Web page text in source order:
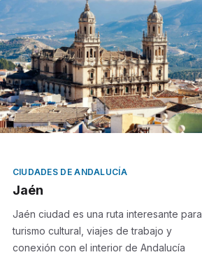
CIUDADES DE ANDALUCÍA
Jaén
Jaén ciudad es una ruta interesante para
turismo cultural, viajes de trabajo y
conexión con el interior de Andalucía